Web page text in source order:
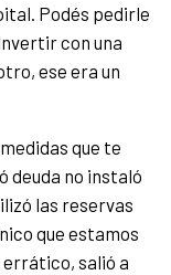
Podés pedirle
con una
ese era un
que te
deuda no instaló
las reservas
que estamos
errático, salió a